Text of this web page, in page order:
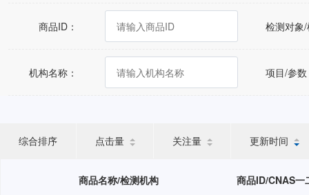
宁夏回族自治区
新疆维吾尔自治区
商品ID： 检测对象
机构名称： 项目/参
综合排序 点击量 关注量 更新时间
商品名称/检测机构 商品ID/CNAS一